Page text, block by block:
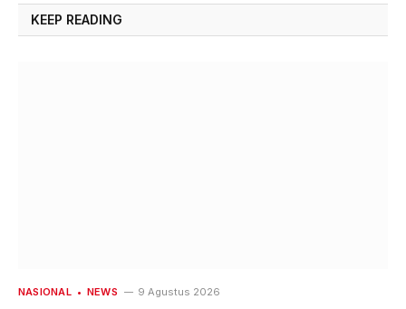
KEEP READING
NASIONAL NEWS 9 Agustus 2026